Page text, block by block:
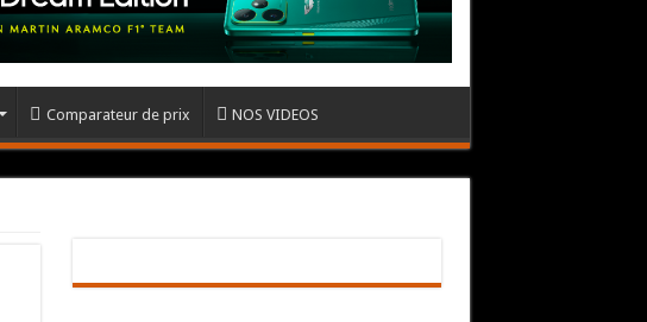
Comparateur de prix NOS VIDEOS